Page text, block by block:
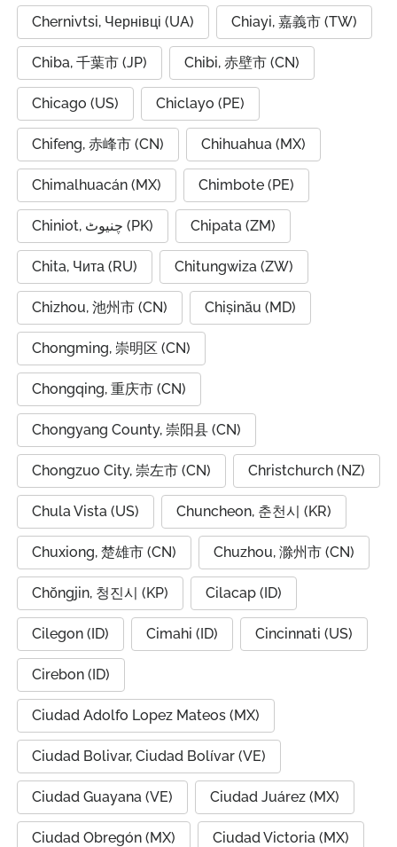
Chernivtsi, Чернівці (UA) Chiayi, 嘉義市 (TW)
Chiba, 千葉市 (JP) Chibi, 赤壁市 (CN)
Chicago (US) Chiclayo (PE)
Chifeng, 赤峰市 (CN) Chihuahua (MX)
Chimalhuacán (MX) Chimbote (PE)
Chiniot, چنیوٹ (PK) Chipata (ZM)
Chita, Чита (RU) Chitungwiza (ZW)
Chizhou, 池州市 (CN) Chișinău (MD)
Chongming, 崇明区 (CN)
Chongqing, 重庆市 (CN)
Chongyang County, 崇阳县 (CN)
Chongzuo City, 崇左市 (CN) Christchurch (NZ)
Chula Vista (US) Chuncheon, 춘천시 (KR)
Chuxiong, 楚雄市 (CN) Chuzhou, 滁州市 (CN)
Chŏngjin, 청진시 (KP) Cilacap (ID)
Cilegon (ID) Cimahi (ID) Cincinnati (US)
Cirebon (ID)
Ciudad Adolfo Lopez Mateos (MX)
Ciudad Bolivar, Ciudad Bolívar (VE)
Ciudad Guayana (VE) Ciudad Juárez (MX)
Ciudad Obregón (MX) Ciudad Victoria (MX)